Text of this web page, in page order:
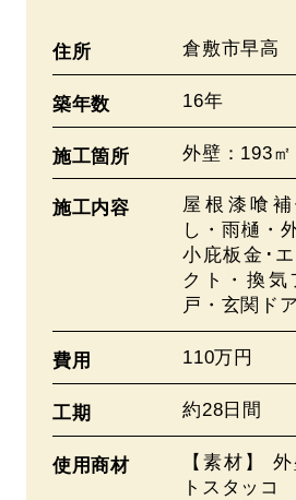
住所 倉敷市早高
築年数 16年
施工箇所 外壁：193㎡
施工内容
屋根漆喰
し・雨樋・
小庇板金･
クト・換気
戸・玄関ド
費用 110万円
工期 約28日間
使用商材
【素材】
トスタッコ